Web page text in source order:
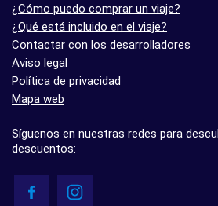
¿Cómo puedo comprar un viaje?
¿Qué está incluido en el viaje?
Contactar con los desarrolladores
Aviso legal
Política de privacidad
Mapa web
Síguenos en nuestras redes para
descuentos: